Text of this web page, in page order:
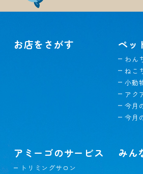
お店をさがす ペッ
わん
ねこ
小動
アク
今月
今月
アミーゴのサービス
トリミングサロン
みん